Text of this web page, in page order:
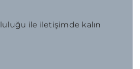
ile iletişimde kalın